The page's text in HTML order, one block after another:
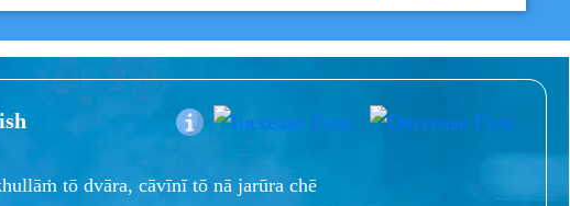
tō dvāra, cāvīnī tō nā jarūra chē